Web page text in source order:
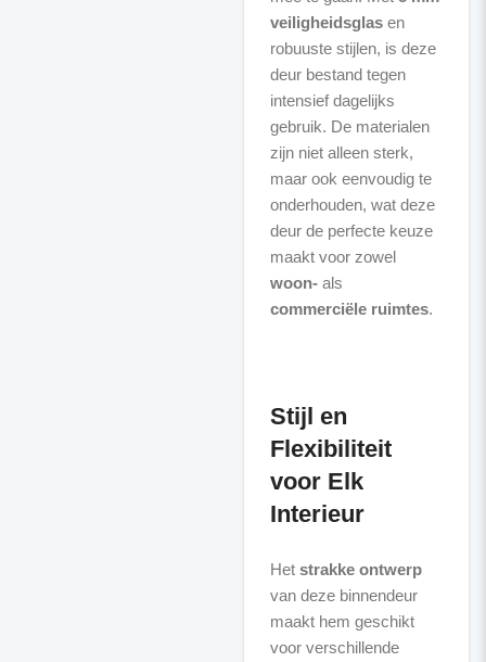
veiligheidsglasen
robuuste stijlen, is deze
deur bestand tegen
intensief dagelijks
gebruik. De materialen
zijn niet alleen sterk,
maar ook eenvoudig te
onderhouden, wat deze
deur de perfecte keuze
maakt voor zowel
woon-als
commerciële ruimtes.
Stijl en
Flexibiliteit
voor Elk
Interieur
Het strakke ontwerp
van deze binnendeur
maakt hem geschikt
voor verschillende